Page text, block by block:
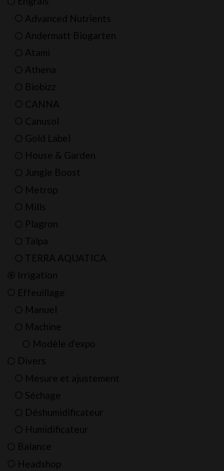
Advanced Nutrients
Andermatt Biogarten
Atami
Athena
Biobizz
CANNA
Canusol
Gold Label
House & Garden
Jungle Boost
Metrop
Mills
Plagron
Talpa
TERRA AQUATICA
Irrigation
Effeuillage
Manuel
Machine
Modèle d'expo
Divers
Mesure et ajustement
Séchage
Déshumidificateur
Humidificateur
Balance
Headshop